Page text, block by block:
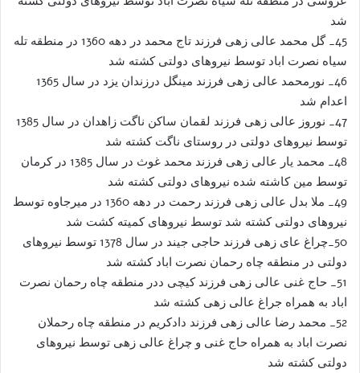
شد
45_ گل محمد عالی زهی فرزند تاج محمد در دهه 1360 در منطقه تله
سیاه نصرت اباد توسط نیروهای دولتی کشته شد
46_ نورمحمد عالی زهی فرزند مینگل درزندان یزد در سال 1365
اعدام شد
47_ نوروز عالی زهی فرزند لقمان ساکن ناگت زاهدان در سال 1385
توسط نیروهای دولتی در روستای ناگت کشته شد
48_ محمد یار عالی زهی فرزند محمد غوث در سال 1385 در کرمان
توسط مین کاشته شده نیروهای دولتی کشته شد
49_ ملا بدل عالی زهی فرزند رحمت در دهه 1360 در میرجاوه توسط
نیروهای دولتی کشته شد توسط نیروهای کمیته کشت شد
50_چراغ عای زهی فرزند حاجی جیند در سال 1378 توسط نیروهای
دولتی در منطقه چاه رحمان نصرت اباد کشته شد
51_ حاج غنی عالی زهی فرزند کیچی ددر منطقه چاه رحمان نصرت
اباد به همراه جراغ عالی زهی کشته شد
52_ محمد رضا عالی زهی فرزند دادکریم در منطقه چاه رحملان
نصرت اباد به همراه حاج غنی و چراغ عالی زهی توسط نیروهای
دولتی کشته شد